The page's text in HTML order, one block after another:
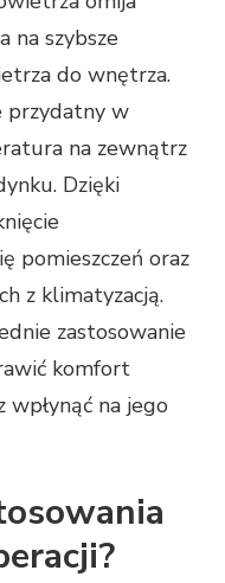
na szybsze
do wnętrza.
przydatny w
na zewnątrz
Dzięki
pomieszczeń oraz
z klimatyzacją.
zastosowanie
komfort
na jego